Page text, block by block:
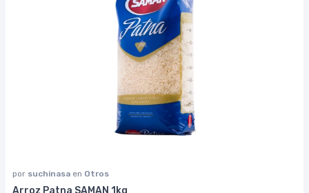
por suchinasa en Otros
Arroz Patna SAMAN 1kg